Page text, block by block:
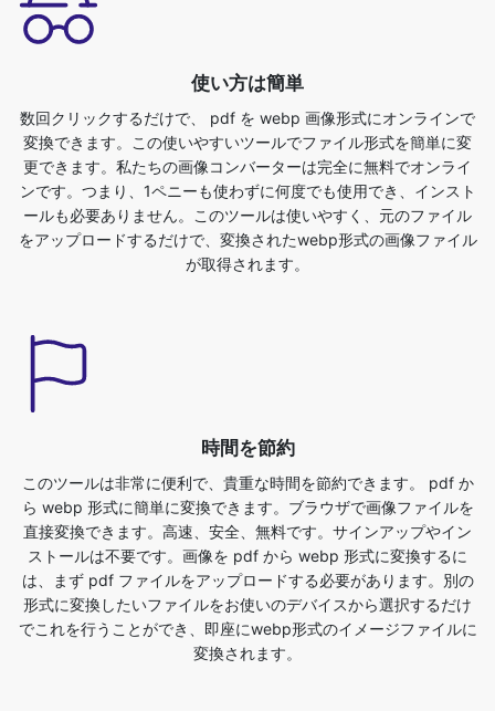
数回クリックするだけで、 pdf を webp 画像形式にオンラインで
変換できます。この使いやすいツールでファイル形式を簡単に変
更できます。私たちの画像コンバーターは完全に無料でオンライ
ンです。つまり、1ペニーも使わずに何度でも使用でき、インスト
ールも必要ありません。このツールは使いやすく、元のファイル
をアップロードするだけで、変換されたwebp形式の画像ファイル
が取得されます。
このツールは非常に便利で、貴重な時間を節約できます。 pdf か
ら webp 形式に簡単に変換できます。ブラウザで画像ファイルを
直接変換できます。高速、安全、無料です。サインアップやイン
ストールは不要です。画像を pdf から webp 形式に変換するに
は、まず pdf ファイルをアップロードする必要があります。別の
形式に変換したいファイルをお使いのデバイスから選択するだけ
でこれを行うことができ、即座にwebp形式のイメージファイルに
変換されます。